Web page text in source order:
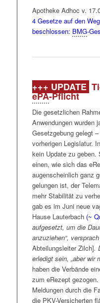
Volkskrankheiten-
Apothekenreform und
als auch ein
Kurz gesagt: Es gibt
Karl Lauterbach
allerdings bereits im
zumindest angedeutet
wie sich die
de-Facto-
verhalten. Und in dem
man sich im Großen
sagte FDP-
an den Widerstand
auf eine
gleichbleibenden
… Die Länder müssten
Krankenhausbetten
ungefähr hat sich
Pressekonferenz am
Ländergesprächen zur
Mann, als auch
zu Ullmann, und seine
Baehrens als
Apotheke Adhoc v.
4 Gesetze auf den
beschlossen: BMG-
+++ UPDATE
ePA-Pflicht
Die gesetzlichen
Anwendungen wurden
Gesetzgebung gelegt
vorherigen Legislatur.
kein Update zu geben.
einen, wie sich das
augenscheinlich ganz
gelungen ist, der
mehr Stabilität zu
gab es im Juni neue
Hause Lauterbach (~
aufgesetzt, um die
anzuziehen“, versprach
Abteilungsleiter Zilch].
erledigt sein, „aber wir
haben die Verbände
zum eRezept
Meldungen durch die
die PKV-Versicherten